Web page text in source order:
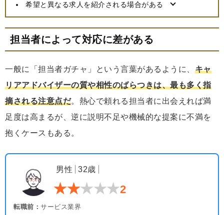
希望と異なる求人を紹介される場合がある
担当者によって対応に差がある
一般に「担当者ガチャ」という言葉があるように、 キャ
リアアドバイザーの質や相性のばらつきは、最も多く指
摘される注意点だ。熱心で頼れる担当者に出会えれば満
足度は高まるが、逆に説明不足や機械的な提案に不満を
抱くケースもある。
男性 32歳
2
転職前： サービス業界